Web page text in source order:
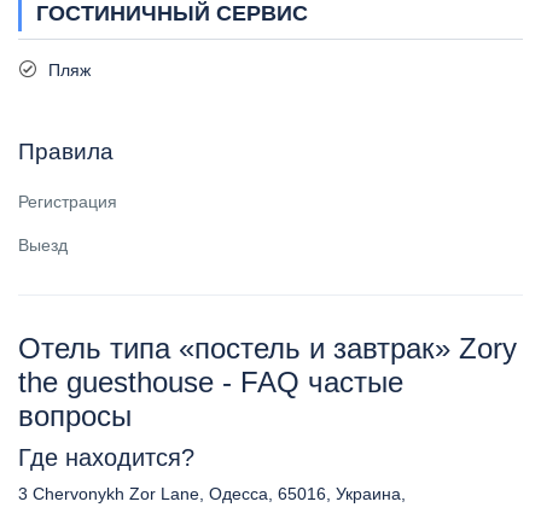
ГОСТИНИЧНЫЙ СЕРВИС
Пляж
Правила
Регистрация
Выезд
Отель типа «постель и завтрак» Zory
the guesthouse - FAQ частые
вопросы
Где находится?
3 Chervonykh Zor Lane, Одесса, 65016, Украина,